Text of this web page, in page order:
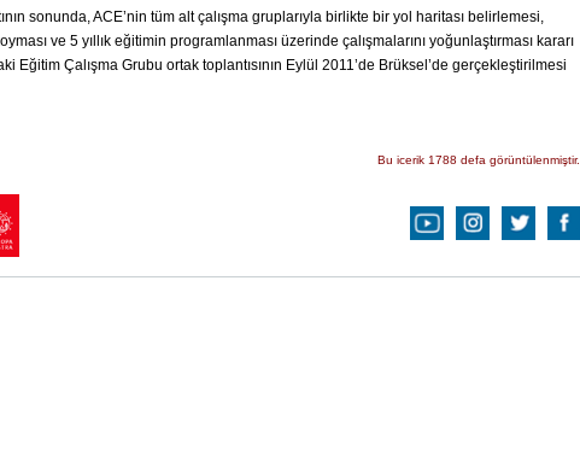
sonunda, ACE’nin tüm alt çalışma gruplarıyla birlikte bir yol haritası belirlemesi,
ve 5 yıllık eğitimin programlanması üzerinde çalışmalarını yoğunlaştırması kararı
Eğitim Çalışma Grubu ortak toplantısının Eylül 2011’de Brüksel’de gerçekleştirilmesi
Bu icerik 1788 defa görüntülenmiştir.